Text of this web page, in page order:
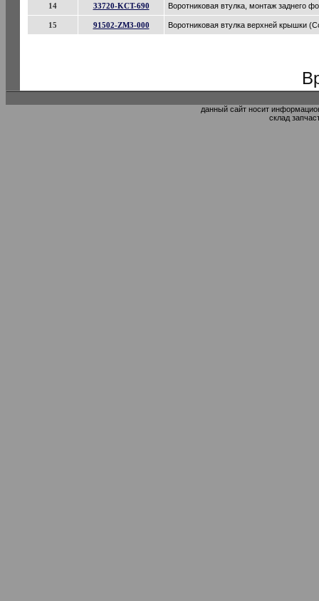
14 33720-KCT-690 Воротниковая втулка, монтаж заднего
15 91502-ZM3-000 Воротниковая втулка верхней крышки
данный сайт носит
склад